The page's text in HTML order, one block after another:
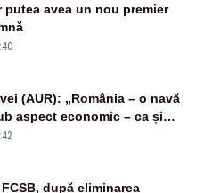
putea avea un nou premier
(AUR): „România – o navă
aspect economic – ca și
din ultimii 36 de
după eliminarea